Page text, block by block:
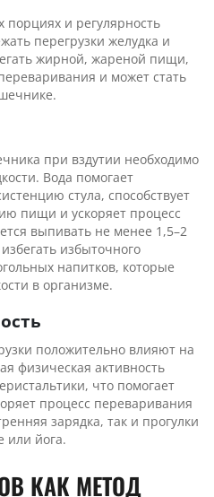
и регулярность
перегрузки желудка и
жирной, жареной пищи,
и может стать
при вздутии необходимо
Вода помогает
стула, способствует
пищи и ускоряет процесс
выпивать не менее 1,5–2
избыточного
напитков, которые
в организме.
положительно влияют на
физическая активность
что помогает
процесс переваривания
зарядка, так и прогулки
или йога.
КАК МЕТОД